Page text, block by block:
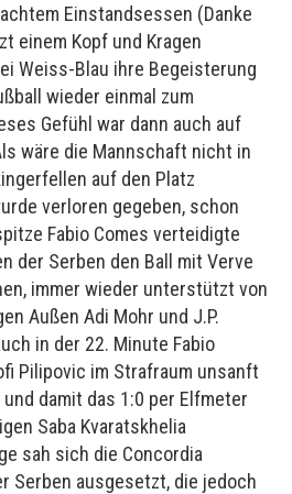
Einstandsessen (Danke
einem Kopf und Kragen
Weiss-Blau ihre Begeisterung
wieder einmal zum
Gefühl war dann auch auf
wäre die Mannschaft nicht in
auf den Platz
verloren gegeben, schon
Fabio Comes verteidigte
der Serben den Ball mit Verve
immer wieder unterstützt von
Außen Adi Mohr und J.P.
in der 22. Minute Fabio
Pilipovic im Strafraum unsanft
damit das 1:0 per Elfmeter
Saba Kvaratskhelia
sah sich die Concordia
Serben ausgesetzt, die jedoch